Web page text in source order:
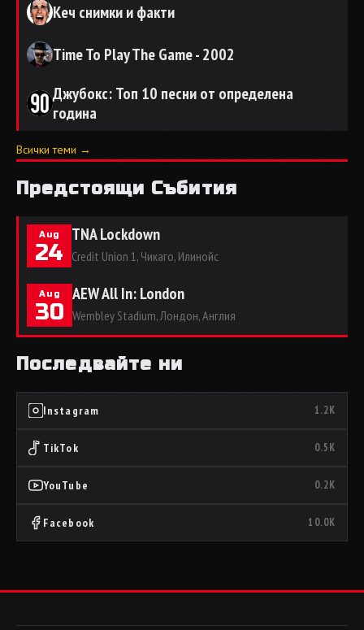
Кеч снимки и факти
Time To Play The Game - 2002
Джубокс: Топ 10 песни от определена
година
Всички теми →
Предстоящи Събития
Aug
24
TNA Lockdown
Credit Union 1, Чикаго, Илинойс
Aug
30
AEW All In: London
Wembley Stadium, Лондон, Англия
Последвайте ни
Instagram 1.2K
TikTok 0.5K
YouTube 0.2K
Facebook 10.0K